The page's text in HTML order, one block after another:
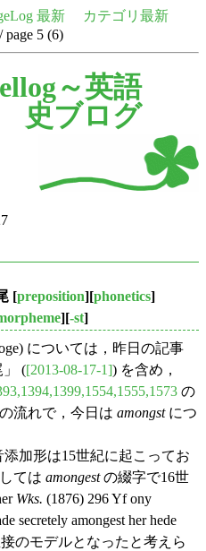
最新
カテゴリ最新
/ page 5 (6)
～英語
史ブログ
[preposition][phonetics]
][-st]
については，昨日の記事
([2013-08-17-1]) を含め，
の
流れで，今日は amongstにつ
加形は15世紀に起こってお
ては amongestの綴字で16世
Wks. (1876) 296 Yf ony
secretely amongest her hede
のモデルとなったと考えら